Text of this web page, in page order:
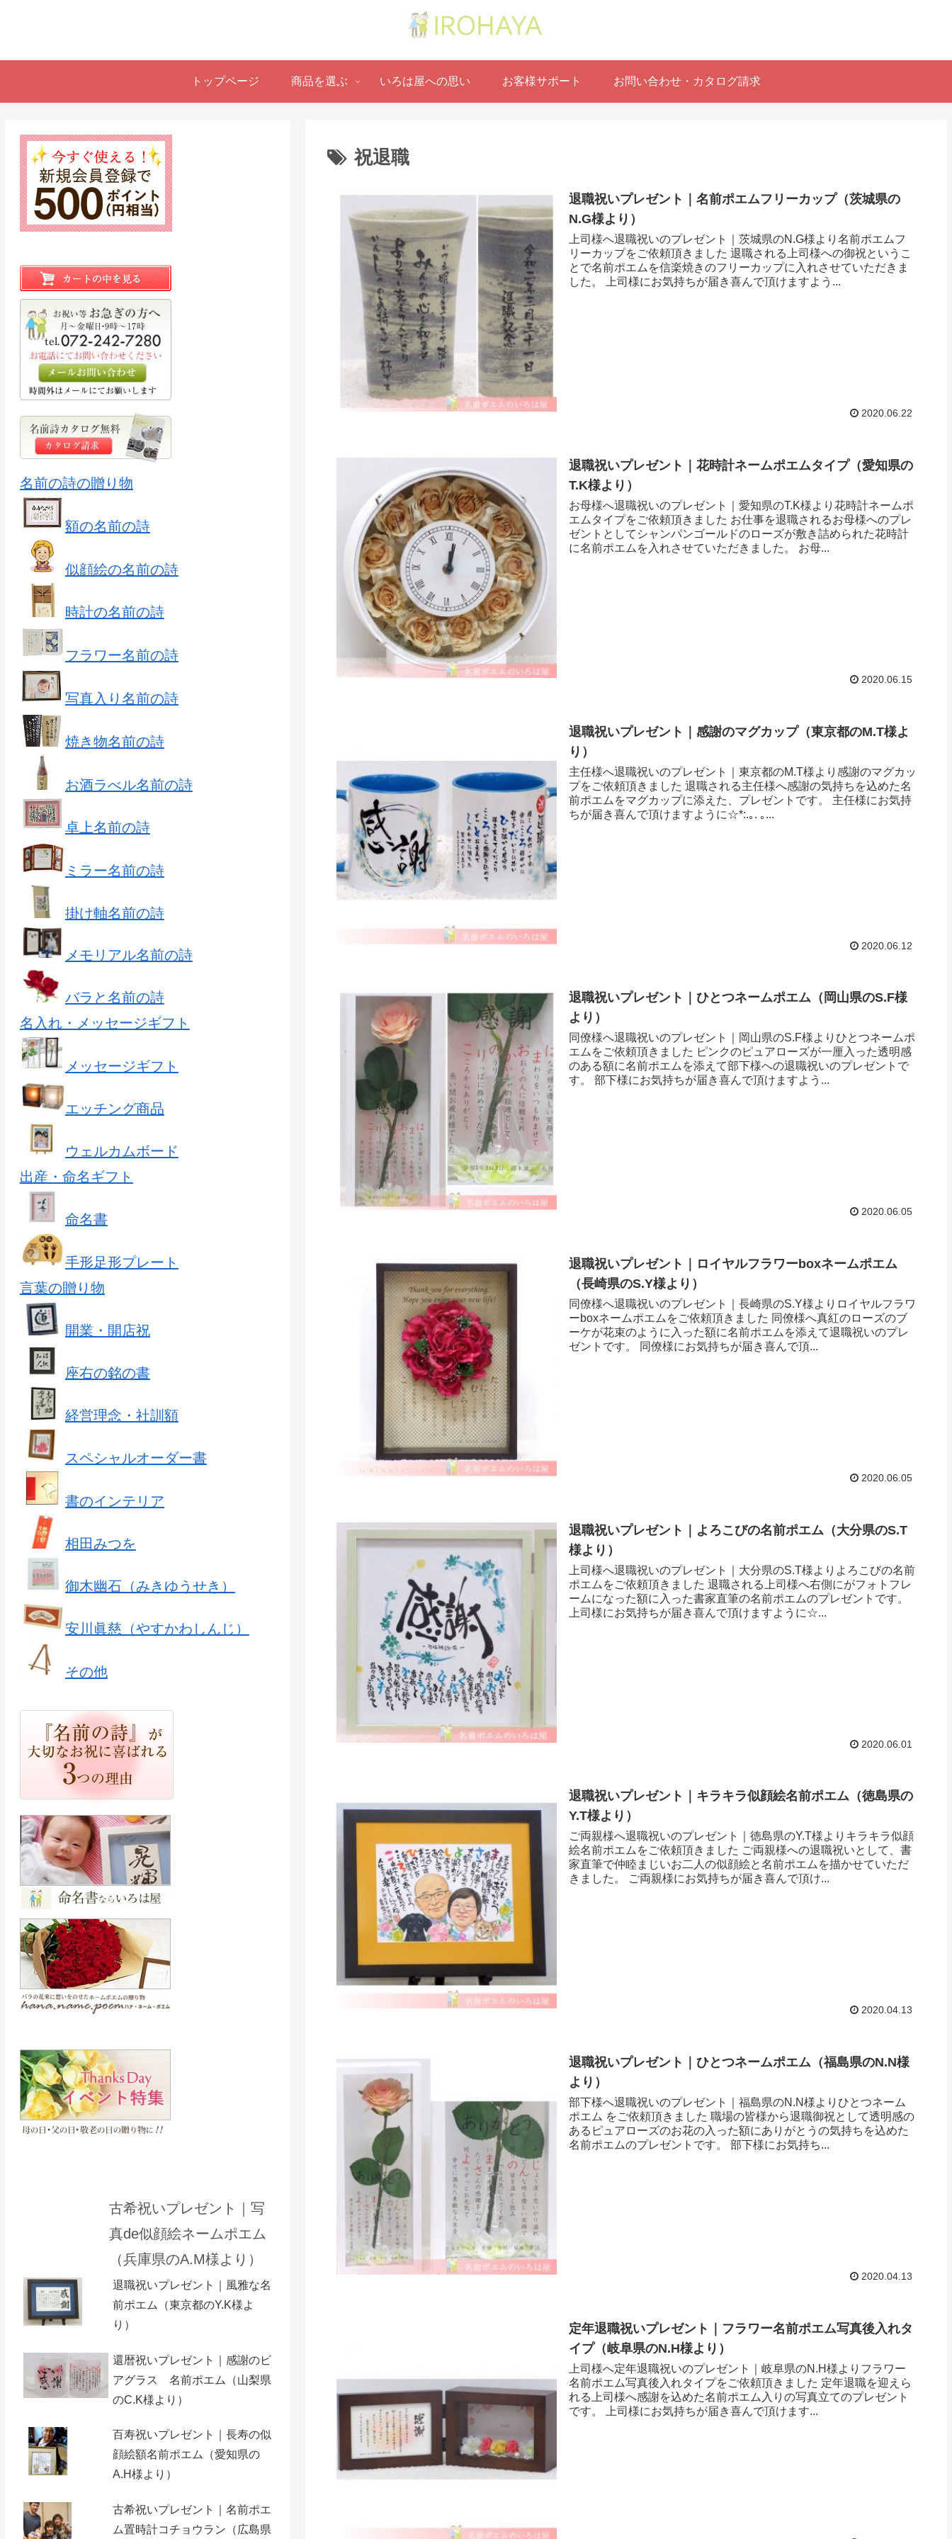
トップページ 商品を選ぶ いろは屋への思い お客様サポート お問い合わせ・カタログ請求
祝退職
退職祝いプレゼント｜名前ポエムフリーカップ（茨城県の
N.G様より ）
上司様へ退職祝いのプレゼント｜茨城県のN.G様より名前ポエムフ
リーカップをご依頼頂きました 退職される上司様への御祝というこ
とで名前ポエムを信楽焼きのフリーカップに入れさせていただきま
した。 上司様にお気持ちが届き喜んで頂けますよう...
2020.06.22
退職祝いプレゼント｜花時計ネームポエムタイプ（愛知県の
T.K様より ）
お母様へ退職祝いのプレゼント｜愛知県のT.K様より花時計ネームポ
エムタイプをご依頼頂きました お仕事を退職されるお母様へのプレ
ゼントとしてシャンパンゴールドのローズが敷き詰められた花時計
に名前ポエムを入れさせていただきました。 お母...
2020.06.15
退職祝いプレゼント｜感謝のマグカップ（東京都のM.T様よ
り ）
主任様へ退職祝いのプレゼント｜東京都のM.T様より感謝のマグカッ
プをご依頼頂きました 退職される主任様へ感謝の気持ちを込めた名
前ポエムをマグカップに添えた、プレゼントです。 主任様にお気持
ちが届き喜んで頂けますように☆*:.｡. ｡...
2020.06.12
退職祝いプレゼント｜ひとつネームポエム（岡山県のS.F様
より ）
同僚様へ退職祝いのプレゼント｜岡山県のS.F様よりひとつネームポ
エムをご依頼頂きました ピンクのピュアローズが一厘入った透明感
のある額に名前ポエムを添えて部下様への退職祝いのプレゼントで
す。 部下様にお気持ちが届き喜んで頂けますよう...
2020.06.05
退職祝いプレゼント｜ロイヤルフラワーboxネームポエム
（長崎県のS.Y様より ）
同僚様へ退職祝いのプレゼント｜長崎県のS.Y様よりロイヤルフラワ
ーboxネームポエムをご依頼頂きました 同僚様へ真紅のローズのブ
ーケが花束のように入った額に名前ポエムを添えて退職祝いのプレ
ゼントです。 同僚様にお気持ちが届き喜んで頂...
2020.06.05
退職祝いプレゼント｜よろこびの名前ポエム （大分県のS.T
様より ）
上司様へ退職祝いのプレゼント｜大分県のS.T様よりよろこびの名前
ポエムをご依頼頂きました 退職される上司様へ右側にがフォトフレ
ームになった額に入った書家直筆の名前ポエムのプレゼントです。
上司様にお気持ちが届き喜んで頂けますように☆...
2020.06.01
退職祝いプレゼント｜キラキラ似顔絵名前ポエム（徳島県の
Y.T様より ）
ご両親様へ退職祝いのプレゼント｜徳島県のY.T様よりキラキラ似顔
絵名前ポエムをご依頼頂きました ご両親様への退職祝いとして、書
家直筆で仲睦まじいお二人の似顔絵と名前ポエムを描かせていただ
きました。 ご両親様にお気持ちが届き喜んで頂け...
2020.04.13
退職祝いプレゼント｜ひとつネームポエム（福島県のN.N様
より ）
部下様へ退職祝いのプレゼント｜福島県のN.N様よりひとつネーム
ポエム をご依頼頂きました 職場の皆様から退職御祝として透明感の
あるピュアローズのお花の入った額にありがとうの気持ちを込めた
名前ポエムのプレゼントです。 部下様にお気持ち...
2020.04.13
定年退職祝いプレゼント｜フラワー名前ポエム写真後入れタ
イプ（岐阜県のN.H様より ）
上司様へ定年退職祝いのプレゼント｜岐阜県のN.H様よりフラワー
名前ポエム写真後入れタイプをご依頼頂きました 定年退職を迎えら
れる上司様へ感謝を込めた名前ポエム入りの写真立てのプレゼント
です。 上司様にお気持ちが届き喜んで頂けます...
名前の詩の贈り物
額の名前の詩
似顔絵の名前の詩
時計の名前の詩
フラワー名前の詩
写真入り名前の詩
焼き物名前の詩
お酒ラべル名前の詩
卓上名前の詩
ミラー名前の詩
掛け軸名前の詩
メモリアル名前の詩
バラと名前の詩
名入れ・メッセージギフト
メッセージギフト
エッチング商品
ウェルカムボード
出産・命名ギフト
命名書
手形足形プレート
言葉の贈り物
開業・開店祝
座右の銘の書
経営理念・社訓額
スペシャルオーダー書
書のインテリア
相田みつを
御木幽石（みきゆうせき）
安川眞慈（やすかわしんじ）
その他
古希祝いプレゼント｜写
真de似顔絵ネームポエム
（兵庫県のA.M様より）
退職祝いプレゼント｜風雅な名
前ポエム（東京都のY.K様よ
り）
還暦祝いプレゼント｜感謝のビ
アグラス 名前ポエム（山梨県
のC.K様より）
百寿祝いプレゼント｜長寿の似
顔絵額名前ポエム（愛知県の
A.H様より ）
古希祝いプレゼント｜名前ポエ
ム置時計コチョウラン（広島県